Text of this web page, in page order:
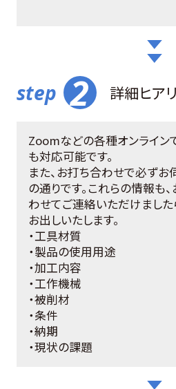
詳細ヒア
Zoomなどの各種オンライン
も対応可能です。
また、お打ち合わせで必ず
の通りです。これらの情報も
わせてご連絡いただけました
お出しいたします。
・工具材質
・製品の使用用途
・加工内容
・工作機械
・被削材
・条件
・納期
・現状の課題